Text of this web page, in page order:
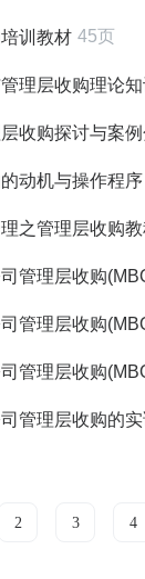
训教材 45页
理层收购理论知
收购探讨与案
动机与操作程序
之管理层收购
管理层收购
管理层收购
管理层收购
管理层收购的
2 3 4